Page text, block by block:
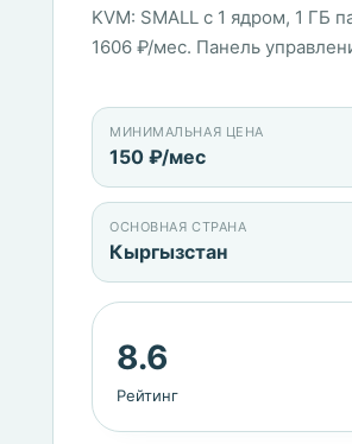
KVM: SMALL с 1 ядром, 1 ГБ
1606 ₽/мес. Панель
МИНИМАЛЬНАЯ ЦЕНА
150 ₽/мес
ОСНОВНАЯ СТРАНА
Кыргызстан
8.6
Рейтинг